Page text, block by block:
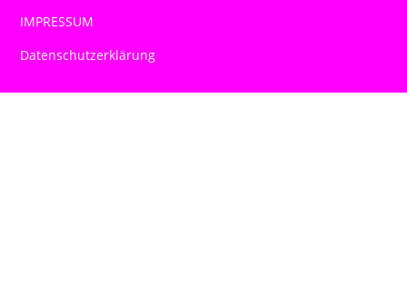
IMPRESSUM
Datenschutzerklärung